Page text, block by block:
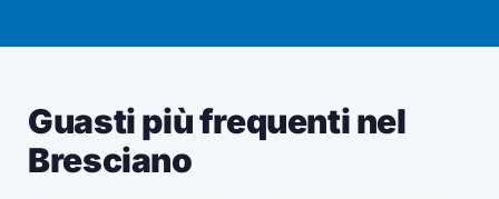
Guasti più frequenti nel
Bresciano